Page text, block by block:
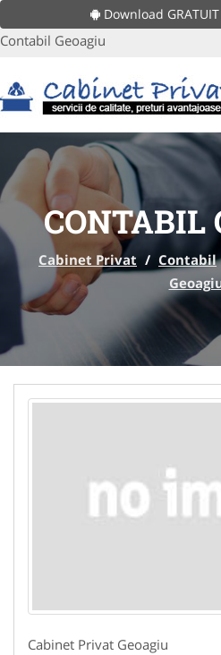
Download
Contabil Geoagiu
CONTABIL
Cabinet Privat / Contabil
Cabinet Privat Geoagiu